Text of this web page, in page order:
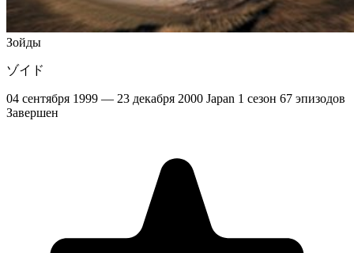
Зойды
ゾイド
04 сентября 1999 — 23 декабря 2000 Japan 1 сезон 67 эпизодов
Завершен